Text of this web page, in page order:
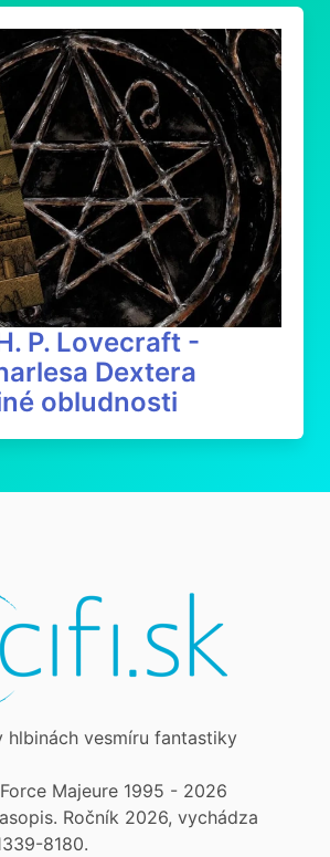
P. Lovecraft -
Dextera
obludnosti
hlbinách vesmíru fantastiky
Majeure 1995 - 2026
Ročník 2026, vychádza
8180.